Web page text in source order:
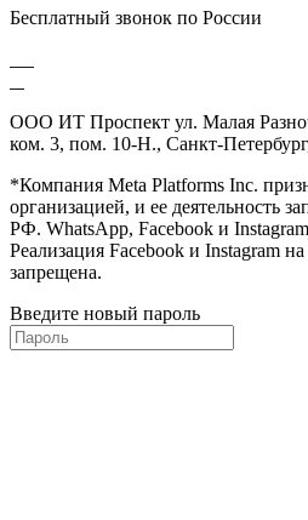
Бесплатный звонок по России
ООО ИТ Проспект ул. Малая
ком. 3, пом. 10-Н., Санкт-
*Компания Meta Platforms Inc.
организацией, и ее деятельность
РФ. WhatsApp, Facebook и
Реализация Facebook и Instagram
запрещена.
Введите новый пароль